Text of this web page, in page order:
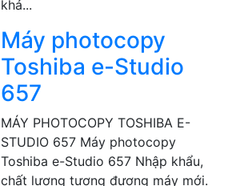
khả...
Máy photocopy
Toshiba e-Studio
657
MÁY PHOTOCOPY TOSHIBA E-
STUDIO 657 Máy photocopy
Toshiba e-Studio 657 Nhập khẩu,
chất lượng tương đương máy mới.